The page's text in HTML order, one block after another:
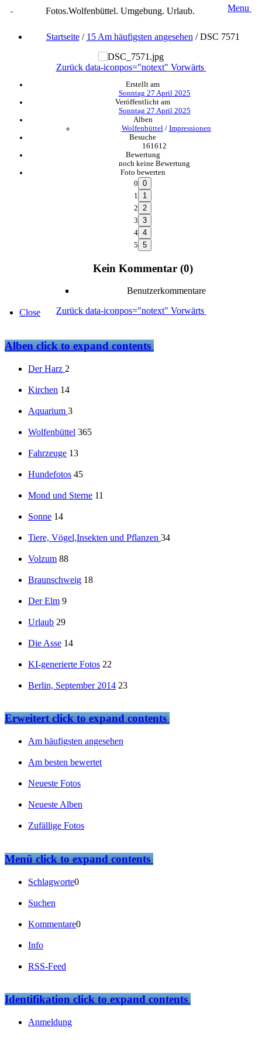
Fotos.Wolfenbüttel. Umgebung. Urlaub. Menu
Startseite/ 15 Am häufigsten angesehen /DSC 7571
Zurück data-iconpos="notext" Vorwärts
Erstellt am
Sonntag 27 April 2025
Veröffentlicht am
Sonntag 27 April 2025
Alben
Wolfenbüttel / Impressionen
Besuche
161612
Bewertung
noch keine Bewertung
Foto bewerten
0
1
2
3
4
5
Kein Kommentar (0)
Benutzerkommentare
Zurück data-iconpos="notext" Vorwärts
Close
Albenclick to expand contents
Der Harz 2
Kirchen 14
Aquarium 3
Wolfenbüttel 365
Fahrzeuge 13
Hundefotos 45
Mond und Sterne 11
Sonne 14
Tiere, Vögel,Insekten und Pflanzen 34
Volzum 88
Braunschweig 18
Der Elm 9
Urlaub 29
Die Asse 14
KI-generierte Fotos 22
Berlin, September 2014 23
Erweitertclick to expand contents
Am häufigsten angesehen
Am besten bewertet
Neueste Fotos
Neueste Alben
Zufällige Fotos
Menüclick to expand contents
Schlagworte0
Suchen
Kommentare0
Info
RSS-Feed
Identifikationclick to expand contents
Anmeldung